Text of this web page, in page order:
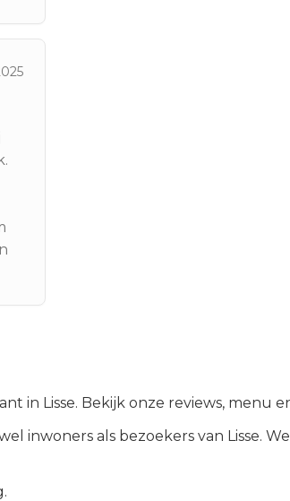
in Lisse. Bekijk onze reviews, menu
inwoners als bezoekers van Lisse.